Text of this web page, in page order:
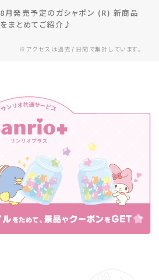
※アクセスは過去7日間で集計しています。
8月発売予定のガシャポン (R) 新商品
をまとめてご紹介♪